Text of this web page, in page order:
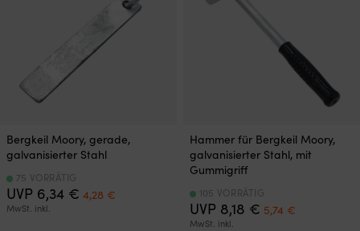
Bergkeil Moory, gerade,
galvanisierter Stahl
UVP 6,34 € Ursprünglicher
Preis
4,28 €
MwSt. inkl.
75 VORRÄTIG
Hammer für Bergkeil Moory,
galvanisierter Stahl, mit
Gummigriff
UVP 8,18 € Ursprünglicher
Preis
5,74 €Aktueller
MwSt. inkl.
105 VORRÄTIG